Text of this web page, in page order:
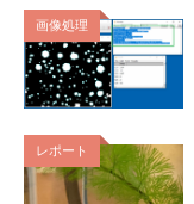
画像処理
レポート